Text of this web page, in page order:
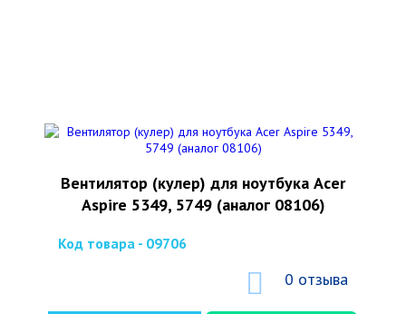
Вентилятор (кулер) для ноутбука Acer
Aspire 5349, 5749 (аналог 08106)
Код товара - 09706
0 отзыва